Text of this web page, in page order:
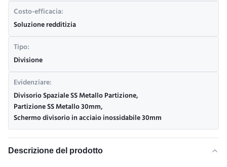
Costo-efficacia:
Soluzione redditizia
Tipo:
Divisione
Evidenziare:
Divisorio Spaziale SS Metallo Partizione,
Partizione SS Metallo 30mm,
Schermo divisorio in acciaio inossidabile 30mm
Descrizione del prodotto